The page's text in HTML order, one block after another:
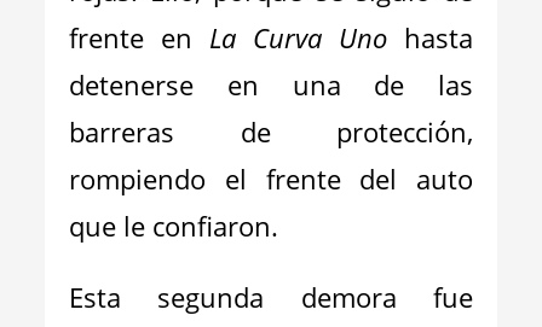
frente en La Curva Unohasta
detenerse en una de las
barreras de protección,
rompiendo el frente del auto
que le confiaron.
Esta segunda demora fue